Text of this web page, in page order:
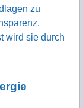
zu
wird sie durch